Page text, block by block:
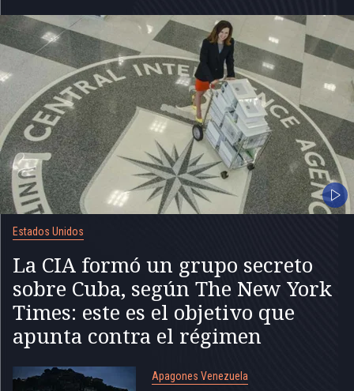
Estados Unidos
La CIA formó un grupo secreto
sobre Cuba, según The New York
Times: este es el objetivo que
apunta contra el régimen
Apagones Venezuela